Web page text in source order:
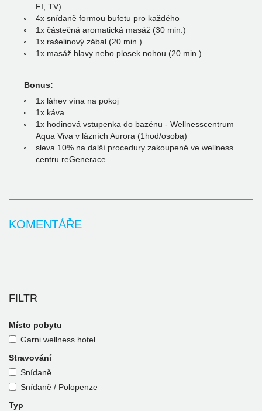
FI, TV)
4x snídaně formou bufetu pro každého
1x částečná aromatická masáž (30 min.)
1x rašelinový zábal (20 min.)
1x masáž hlavy nebo plosek nohou (20 min.)
Bonus:
1x láhev vína na pokoj
1x káva
1x hodinová vstupenka do bazénu - Wellnesscentrum
Aqua Viva v lázních Aurora (1hod/osoba)
sleva 10% na další procedury zakoupené ve wellness
centru reGenerace
KOMENTÁŘE
FILTR
Místo pobytu
Garni wellness hotel
Stravování
Snídaně
Snídaně / Polopenze
Typ